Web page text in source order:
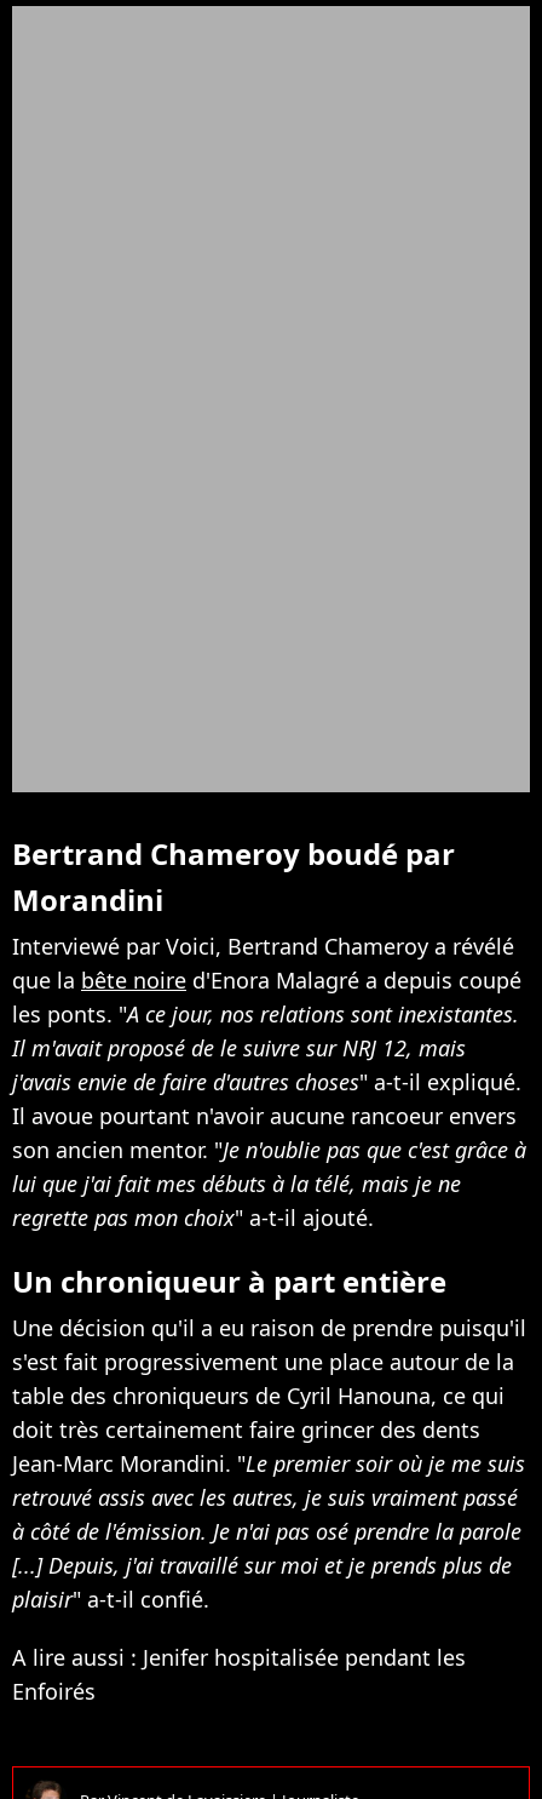
Bertrand Chameroy boudé par
Morandini
Interviewé par Voici, Bertrand Chameroy a révélé
que la bête noire d'Enora Malagré a depuis coupé
les ponts. "A ce jour, nos relations sont inexistantes.
Il m'avait proposé de le suivre sur NRJ 12, mais
j'avais envie de faire d'autres choses" a-t-il expliqué.
Il avoue pourtant n'avoir aucune rancoeur envers
son ancien mentor. "Je n'oublie pas que c'est grâce à
lui que j'ai fait mes débuts à la télé, mais je ne
regrette pas mon choix" a-t-il ajouté.
Un chroniqueur à part entière
Une décision qu'il a eu raison de prendre puisqu'il
s'est fait progressivement une place autour de la
table des chroniqueurs de Cyril Hanouna, ce qui
doit très certainement faire grincer des dents
Jean-Marc Morandini. "Le premier soir où je me suis
retrouvé assis avec les autres, je suis vraiment passé
à côté de l'émission. Je n'ai pas osé prendre la parole
[...] Depuis, j'ai travaillé sur moi et je prends plus de
plaisir" a-t-il confié.
A lire aussi : Jenifer hospitalisée pendant les
Enfoirés